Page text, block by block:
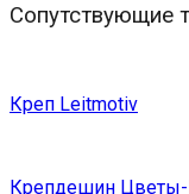
Сопутствующие
Креп Leitmotiv
Крепдешин